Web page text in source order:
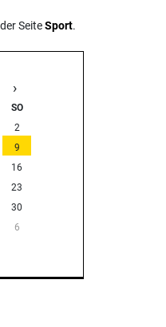
SeiteSport.
›
SO
2
9
16
23
30
6